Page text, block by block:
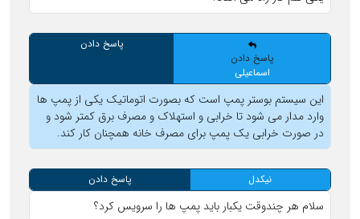
پاسخ دادن
اسماعیلی
پاسخ دادن
این سیستم بوستر پمپ است که بصورت اتوماتیک یکی از پمپ ها
وارد مدار می شود تا خرابی و استهلاک و مصرف برق کمتر شود و
در صورت خرابی یک پمپ برای مصرف خانه همچنان کار کند.
نیکدل پاسخ دادن
سلام هر چندوقت یکبار باید پمپ ها را سرویس کرد؟